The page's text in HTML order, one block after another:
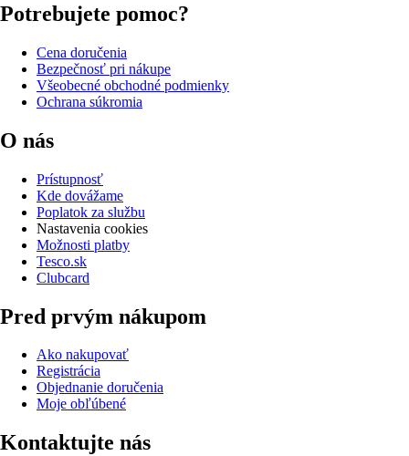
Potrebujete pomoc?
Cena doručenia
Bezpečnosť pri nákupe
Všeobecné obchodné podmienky
Ochrana súkromia
O nás
Prístupnosť
Kde dovážame
Poplatok za službu
Nastavenia cookies
Možnosti platby
Tesco.sk
Clubcard
Pred prvým nákupom
Ako nakupovať
Registrácia
Objednanie doručenia
Moje obľúbené
Kontaktujte nás